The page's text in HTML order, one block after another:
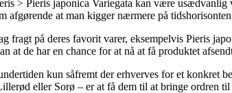
> Pieris japonica Variegata kan være
afgørende at man kigger nærmere på
fragt på deres favorit varer, eksempelvis Pieris
at de har en chance for at nå at få produktet
kun såfremt der erhverves for et konkret
eller Sorø – er at få dem til at bringe ordren til